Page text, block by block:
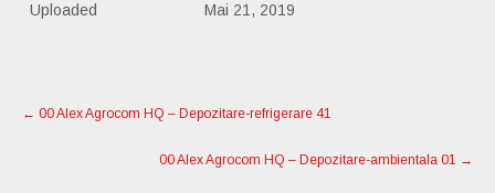
Uploaded
Mai 21, 2019
Post
navigation
← 00 Alex Agrocom HQ – Depozitare-refrigerare 41
00 Alex Agrocom HQ – Depozitare-ambientala 01 →